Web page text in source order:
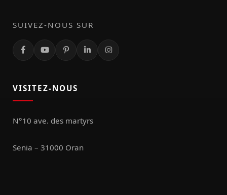
SUIVEZ-NOUS SUR
VISITEZ-NOUS
N°10 ave. des martyrs
Senia – 31000 Oran